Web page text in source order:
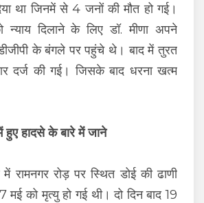
था जिनमें से 4 जनों की मौत हो गई।
न्याय दिलाने के लिए डॉ. मीणा अपने
के बंगले पर पहुंचे थे। बाद में तुरत
की गई। जिसके बाद धरना खत्म
हुए हादसे के बारे में जाने
रामनगर रोड़ पर स्थित डोई की ढाणी
मई को मृत्यु हो गई थी। दो दिन बाद 19